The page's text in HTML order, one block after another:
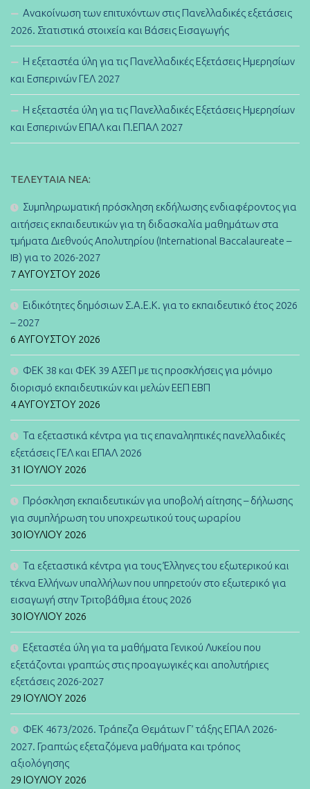
Ανακοίνωση των επιτυχόντων στις Πανελλαδικές εξετάσεις
2026. Στατιστικά στοιχεία και Βάσεις Εισαγωγής
Η εξεταστέα ύλη για τις Πανελλαδικές Εξετάσεις Ημερησίων
και Εσπερινών ΓΕΛ 2027
Η εξεταστέα ύλη για τις Πανελλαδικές Εξετάσεις Ημερησίων
και Εσπερινών ΕΠΑΛ και Π.ΕΠΑΛ 2027
ΤΕΛΕΥΤΑΊΑ ΝΈΑ:
Συμπληρωματική πρόσκληση εκδήλωσης ενδιαφέροντος για
αιτήσεις εκπαιδευτικών για τη διδασκαλία μαθημάτων στα
τμήματα Διεθνούς Απολυτηρίου (International Baccalaureate –
IB) για το 2026-2027
7 ΑΥΓΟΎΣΤΟΥ 2026
Ειδικότητες δημόσιων Σ.Α.Ε.Κ. για το εκπαιδευτικό έτος 2026
– 2027
6 ΑΥΓΟΎΣΤΟΥ 2026
ΦΕΚ 38 και ΦΕΚ 39 ΑΣΕΠ με τις προσκλήσεις για μόνιμο
διορισμό εκπαιδευτικών και μελών ΕΕΠ ΕΒΠ
4 ΑΥΓΟΎΣΤΟΥ 2026
Τα εξεταστικά κέντρα για τις επαναληπτικές πανελλαδικές
εξετάσεις ΓΕΛ και ΕΠΑΛ 2026
31 ΙΟΥΛΊΟΥ 2026
Πρόσκληση εκπαιδευτικών για υποβολή αίτησης – δήλωσης
για συμπλήρωση του υποχρεωτικού τους ωραρίου
30 ΙΟΥΛΊΟΥ 2026
Τα εξεταστικά κέντρα για τους Έλληνες του εξωτερικού και
τέκνα Ελλήνων υπαλλήλων που υπηρετούν στο εξωτερικό για
εισαγωγή στην Τριτοβάθμια έτους 2026
30 ΙΟΥΛΊΟΥ 2026
Εξεταστέα ύλη για τα μαθήματα Γενικού Λυκείου που
εξετάζονται γραπτώς στις προαγωγικές και απολυτήριες
εξετάσεις 2026-2027
29 ΙΟΥΛΊΟΥ 2026
ΦΕΚ 4673/2026. Τράπεζα Θεμάτων Γ’ τάξης ΕΠΑΛ 2026-
2027. Γραπτώς εξεταζόμενα μαθήματα και τρόπος
αξιολόγησης
29 ΙΟΥΛΊΟΥ 2026